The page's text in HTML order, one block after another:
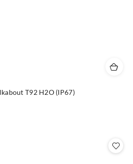
T92 H2O (IP67)